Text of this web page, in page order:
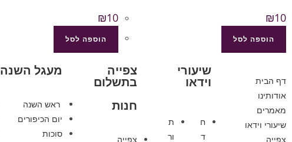
₪10
הוספה לסל
₪10
הוספה לסל
דף הבית
אודותינו
מאמרים
שיעורי וידאו
צפייה
שיעורי
וידאו
ח
ד
ת
ור
צפייה
בתשלום
חנות
צפייה
מעגל השנה
ראש השנה
יום הכיפורים
סוכות